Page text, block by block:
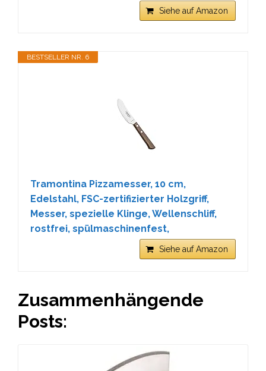
Siehe auf Amazon
BESTSELLER NR. 6
Tramontina Pizzamesser, 10 cm,
Edelstahl, FSC-zertifizierter Holzgriff,
Messer, spezielle Klinge, Wellenschliff,
rostfrei, spülmaschinenfest,
Siehe auf Amazon
Zusammenhängende
Posts: